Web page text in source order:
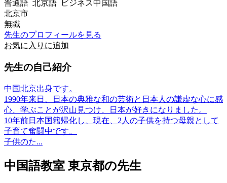
普通語 北京語 ビジネス中国語
北京市
無職
先生のプロフィールを見る
お気に入りに追加
先生の自己紹介
中国北京出身です。
1990年来日、日本の典雅な和の芸術と日本人の謙虚な心に感
心、学ぶことが沢山見つけ、日本が好きになりました。
10年前日本国籍帰化し、現在、2人の子供を持つ母親として
子育て奮闘中です。
子供のた...
中国語教室 東京都の先生